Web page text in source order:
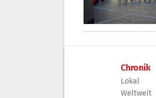
Chronik
Lokal
Weltweit